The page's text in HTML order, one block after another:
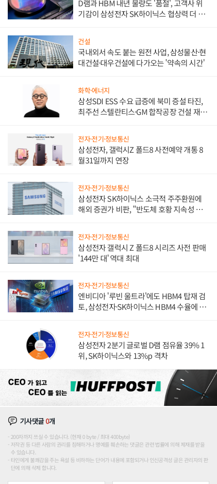
D램과 HBM 내년 물량도 '품절', 고객사 위
기감이 삼성전자 SK하이닉스 협상력 더 키
건설
국내외서 속도 붙는 원전 사업, 삼성물산·현
대건설·대우건설에 다가오는 '약속의 시간'
화학·에너지
삼성SDI ESS 수요 급증에 북미 증설 타진,
최주선 스텔란티스·GM 합작공장 건설 재추
전자·전기·정보통신
삼성전자, 갤럭시Z 폴드8 사전예약 개통 8
월31일까지 연장
전자·전기·정보통신
삼성전자 SK하이닉스 소극적 주주환원에
해외 증권가 비판, "반도체 호황 지속성 의
전자·전기·정보통신
삼성전자 갤럭시 Z 폴드8 시리즈 사전 판매
'144만 대' 역대 최대
전자·전기·정보통신
엔비디아 '루빈 울트라'에도 HBM4 탑재 검
토, 삼성전자·SK하이닉스 HBM4 수율에 주
전자·전기·정보통신
삼성전자 2분기 글로벌 D램 점유율 39% 1
위, SK하이닉스와 13%p 격차
기사댓글0개
200자까지 쓰실 수 있습니다. (현재 0 byte / 최대 400byte)
저작권 등 다른 사람의 권리를 침해하거나 명예를 훼손하는 댓글은 관련 법률에 의해 제재를 받을
수 있습니다.
타인에게 불쾌감을 주는 욕설 등 비하하는 단어가 내용에 포함되거나 인신공격성 글은 관리자의 판
단에 의해 삭제 합니다.